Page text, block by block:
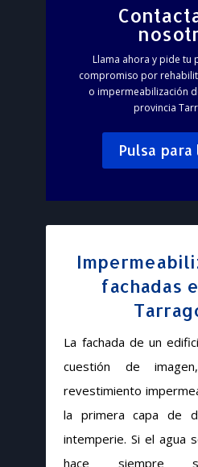
Llama ahora y pide tu
compromiso por
o impermeabilización
provincia
Pulsa
fachadas
La fachada de un
cuestión de
revestimiento
la primera capa de
intemperie. Si el agua
hace